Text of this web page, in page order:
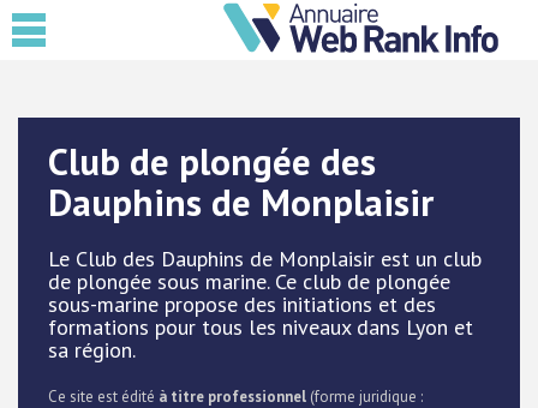
Club de plongée des
Dauphins de Monplaisir
Le Club des Dauphins de Monplaisir est un club
de plongée sous marine. Ce club de plongée
sous-marine propose des initiations et des
formations pour tous les niveaux dans Lyon et
sa région.
Ce site est édité à titre professionnel (forme juridique :